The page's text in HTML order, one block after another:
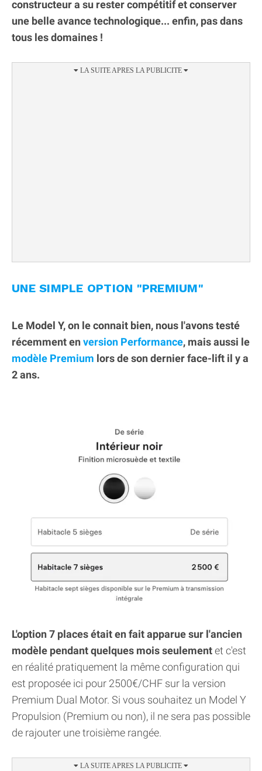
constructeur a su rester compétitif et conserver
une belle avance technologique... enfin, pas dans
tous les domaines !
UNE SIMPLE OPTION "PREMIUM"
Le Model Y, on le connait bien, nous l'avons testé
récemment en version Performance, mais aussi le
modèle Premium lors de son dernier face-lift il y a
2 ans.
L'option 7 places était en fait apparue sur l'ancien
modèle pendant quelques mois seulementet c'est
en réalité pratiquement la même configuration qui
est proposée ici pour 2500€/CHF sur la version
Premium Dual Motor. Si vous souhaitez un Model Y
Propulsion (Premium ou non), il ne sera pas possible
de rajouter une troisième rangée.